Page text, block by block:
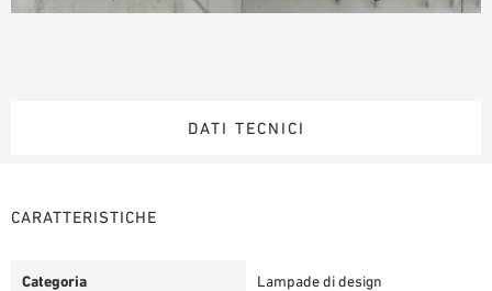
DATI TECNICI
CARATTERISTICHE
Categoria Lampade di design